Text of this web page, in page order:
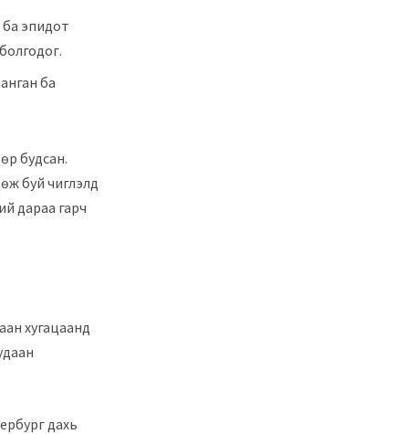
ба эпидот
ба
​​будсан.
буй чиглэлд
дараа гарч
хугацаанд
дахь